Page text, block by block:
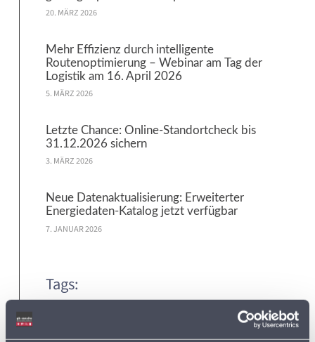
20. MÄRZ 2026
Mehr Effizienz durch intelligente
Routenoptimierung – Webinar am Tag der
Logistik am 16. April 2026
5. MÄRZ 2026
Letzte Chance: Online-Standortcheck bis
31.12.2026 sichern
3. MÄRZ 2026
Neue Datenaktualisierung: Erweiterter
Energiedaten-Katalog jetzt verfügbar
7. JANUAR 2026
Tags: